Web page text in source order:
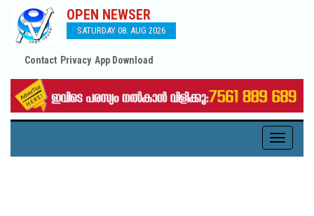
OPEN NEWSER
SATURDAY 08. AUG 2026
Contact Privacy App Download
Toggle